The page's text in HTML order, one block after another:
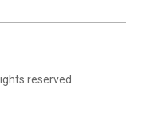
reserved